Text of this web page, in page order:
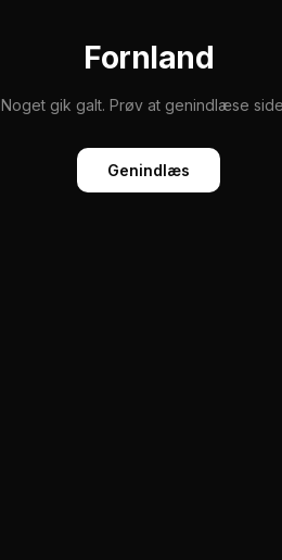
Fornland
Noget gik galt. Prøv at genindlæse
Genindlæs